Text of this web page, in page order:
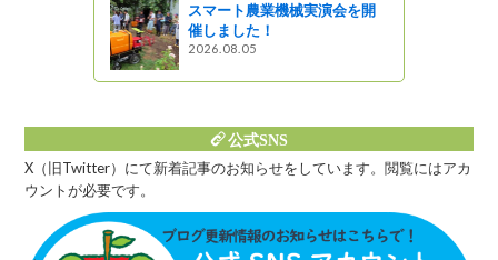
スマート農業機械実演会を開
催しました！
2026.08.05
公式SNS
X（旧Twitter）にて新着記事のお知らせをしています。閲覧にはアカ
ウントが必要です。